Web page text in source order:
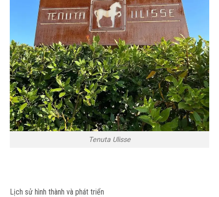
Tenuta Ulisse
Lịch sử hình thành và phát triển